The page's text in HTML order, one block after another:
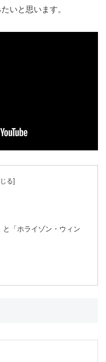
いと思います。
と「ホライゾン・ウィン